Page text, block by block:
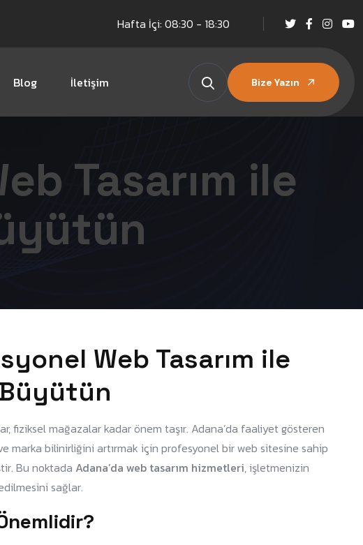
Hafta İçi: 08:30 - 18:30
Blog İletişim Bize Yazın
Tasarım ile
Web Tasarım ile
fiziksel mağazalar kadar önem taşır. Adana’da faaliyet gösteren
marka bilinirliğini artırmak için profesyonel bir web sitesine sahip
Bu noktada Adana’da web tasarım hizmetleri, işletmenizin
sağlar.